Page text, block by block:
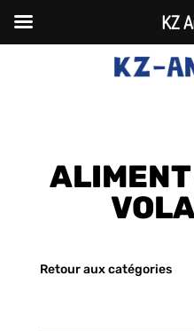
Retour aux catégories
KZ